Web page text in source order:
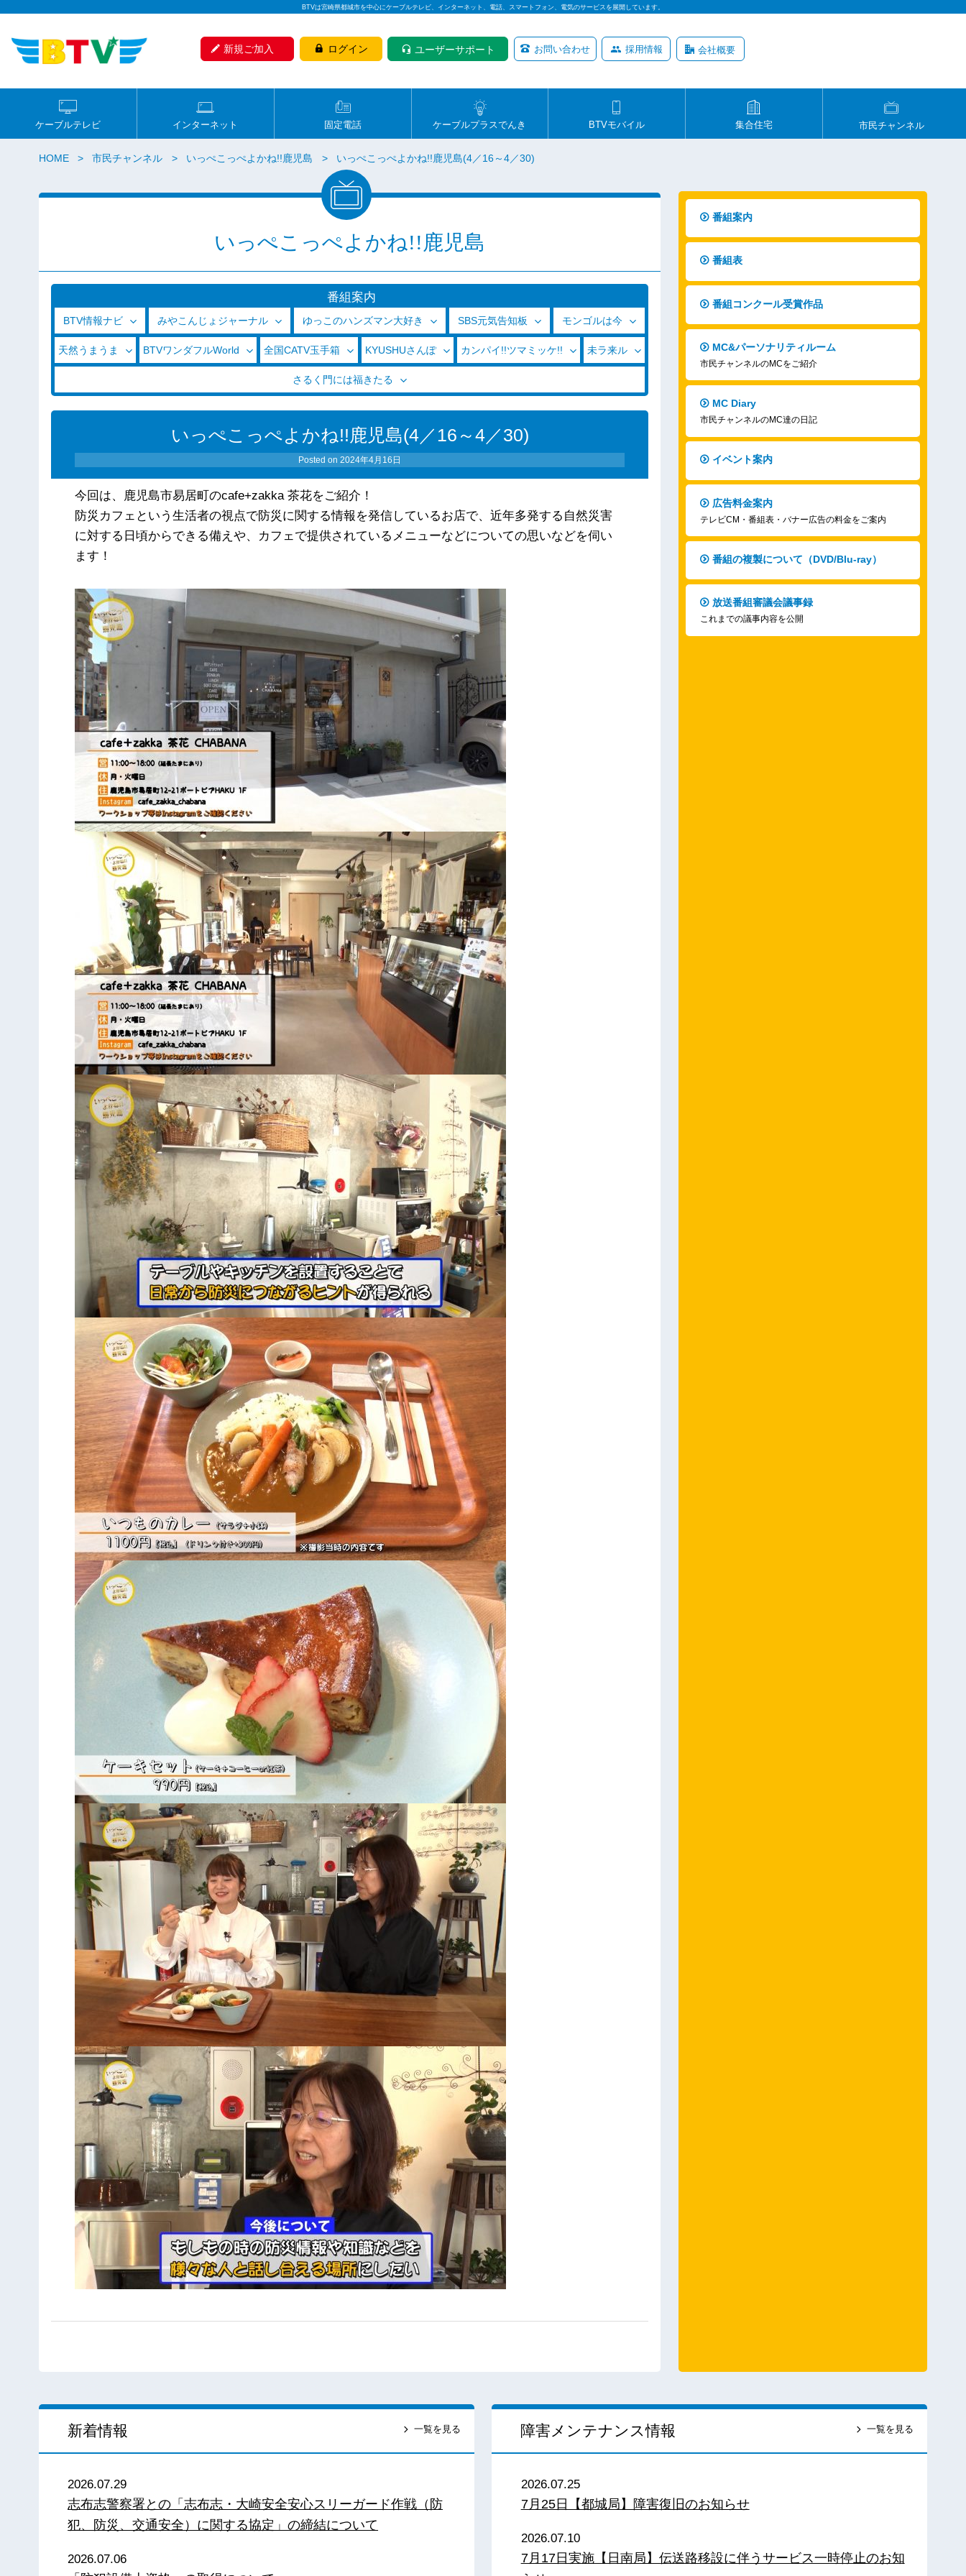
BTVは宮崎県都城市を中心にケーブルテレビ、インターネット、電話、スマートフォン、電気のサービスを展開しています。
新規ご加入 ログイン ユーザーサポート お問い合わせ 採用情報 会社概要
ケーブルテレビ インターネット 固定電話 ケーブルプラスでんき BTVモバイル 集合住宅 市民チャンネル
HOME 市民チャンネル いっぺこっぺよかね!!鹿児島 いっぺこっぺよかね!!鹿児島(4／16～4／30)
いっぺこっぺよかね!!鹿児島
番組案内
BTV情報ナビ みやこんじょジャーナル ゆっこのハンズマン大好き SBS元気告知板 モンゴルは今
天然うまうま BTVワンダフルWorld 全国CATV玉手箱 KYUSHUさんぽ カンパイ!!ツマミッケ!! 未ラ来ル
さるく門には福きたる
いっぺこっぺよかね!!鹿児島(4／16～4／30)
Posted on2024年4月16日
今回は、鹿児島市易居町のcafe+zakka 茶花をご紹介！
防災カフェという生活者の視点で防災に関する情報を発信しているお店で、近年多発する自然災害
に対する日頃からできる備えや、カフェで提供されているメニューなどについての思いなどを伺い
ます！
番組案内
番組表
番組コンクール受賞作品
MC&パーソナリティルーム
市民チャンネルのMCをご紹介
MC Diary
市民チャンネルのMC達の日記
イベント案内
広告料金案内
テレビCM・番組表・バナー広告の料金をご案内
番組の複製について（DVD/Blu-ray）
放送番組審議会議事録
これまでの議事内容を公開
新着情報 一覧を見る
2026.07.29
志布志警察署との「志布志・大崎安全安心スリーガード作戦（防
犯、防災、交通安全）に関する協定」の締結について
2026.07.06
障害メンテナンス情報 一覧を見る
2026.07.25
7月25日【都城局】障害復旧のお知らせ
2026.07.10
7月17日実施【日南局】伝送路移設に伴うサービス一時停止のお知